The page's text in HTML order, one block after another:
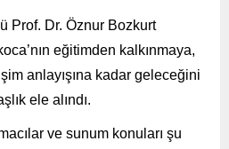
Prof. Dr. Öznur Bozkurt
eğitimden kalkınmaya,
anlayışına kadar geleceğini
ele alındı.
ve sunum konuları şu